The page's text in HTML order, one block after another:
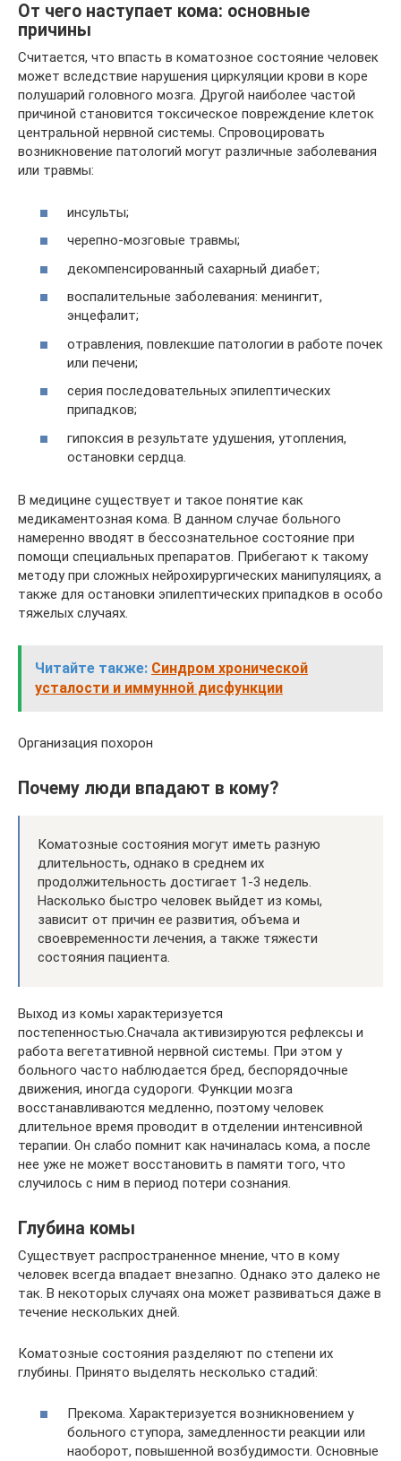
От чего наступает кома: основные
причины
Считается, что впасть в коматозное состояние человек
может вследствие нарушения циркуляции крови в коре
полушарий головного мозга. Другой наиболее частой
причиной становится токсическое повреждение клеток
центральной нервной системы. Спровоцировать
возникновение патологий могут различные заболевания
или травмы:
инсульты;
черепно-мозговые травмы;
декомпенсированный сахарный диабет;
воспалительные заболевания: менингит,
энцефалит;
отравления, повлекшие патологии в работе почек
или печени;
серия последовательных эпилептических
припадков;
гипоксия в результате удушения, утопления,
остановки сердца.
В медицине существует и такое понятие как
медикаментозная кома. В данном случае больного
намеренно вводят в бессознательное состояние при
помощи специальных препаратов. Прибегают к такому
методу при сложных нейрохирургических манипуляциях, а
также для остановки эпилептических припадков в особо
тяжелых случаях.
Читайте также: Синдром хронической
усталости и иммунной дисфункции
Организация похорон
Почему люди впадают в кому?
Коматозные состояния могут иметь разную
длительность, однако в среднем их
продолжительность достигает 1-3 недель.
Насколько быстро человек выйдет из комы,
зависит от причин ее развития, объема и
своевременности лечения, а также тяжести
состояния пациента.
Выход из комы характеризуется
постепенностью.Сначала активизируются рефлексы и
работа вегетативной нервной системы. При этом у
больного часто наблюдается бред, беспорядочные
движения, иногда судороги. Функции мозга
восстанавливаются медленно, поэтому человек
длительное время проводит в отделении интенсивной
терапии. Он слабо помнит как начиналась кома, а после
нее уже не может восстановить в памяти того, что
случилось с ним в период потери сознания.
Глубина комы
Существует распространенное мнение, что в кому
человек всегда впадает внезапно. Однако это далеко не
так. В некоторых случаях она может развиваться даже в
течение нескольких дней.
Коматозные состояния разделяют по степени их
глубины. Принято выделять несколько стадий:
Прекома. Характеризуется возникновением у
больного ступора, замедленности реакции или
наоборот, повышенной возбудимости. Основные